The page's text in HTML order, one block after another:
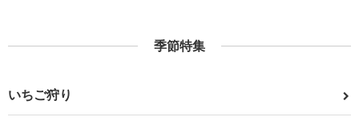
季節特集
いちご狩り